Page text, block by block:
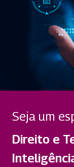
Seja um
Direito e